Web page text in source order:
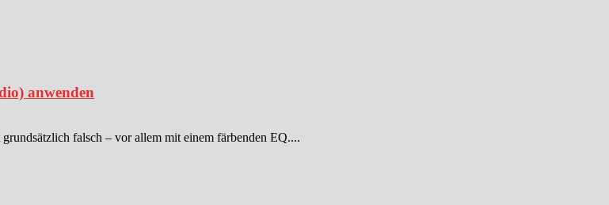
anwenden
falsch – vor allem mit einem färbenden EQ....